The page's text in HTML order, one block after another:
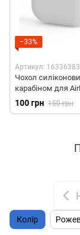
−33%
Артикул:
Чохол
карабіном для
Рожевий
100 грн 150 грн
Колір